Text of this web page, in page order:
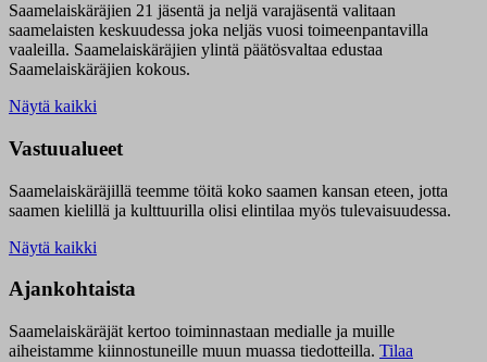
Saamelaiskäräjien 21 jäsentä ja neljä varajäsentä valitaan
saamelaisten keskuudessa joka neljäs vuosi toimeenpantavilla
vaaleilla. Saamelaiskäräjien ylintä päätösvaltaa edustaa
Saamelaiskäräjien kokous.
Näytä kaikki
Vastuualueet
Saamelaiskäräjillä teemme töitä koko saamen kansan eteen, jotta
saamen kielillä ja kulttuurilla olisi elintilaa myös tulevaisuudessa.
Näytä kaikki
Ajankohtaista
Saamelaiskäräjät kertoo toiminnastaan medialle ja muille
aiheistamme kiinnostuneille muun muassa tiedotteilla. Tilaa